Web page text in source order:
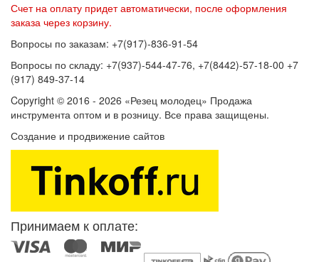
Счет на оплату придет автоматически, после оформления
заказа через корзину.
Вопросы по заказам: +7(917)-836-91-54
Вопросы по складу: +7(937)-544-47-76, +7(8442)-57-18-00 +7
(917) 849-37-14
Copyright © 2016 - 2026 «Резец молодец» Продажа
инструмента оптом и в розницу. Все права защищены.
Создание и продвижение сайтов
Принимаем к оплате: